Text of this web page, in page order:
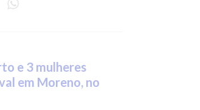
e 3 mulheres
em Moreno, no